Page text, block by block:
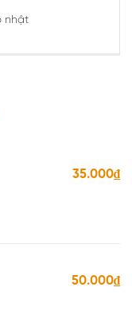
nhật
35.000₫
50.000₫